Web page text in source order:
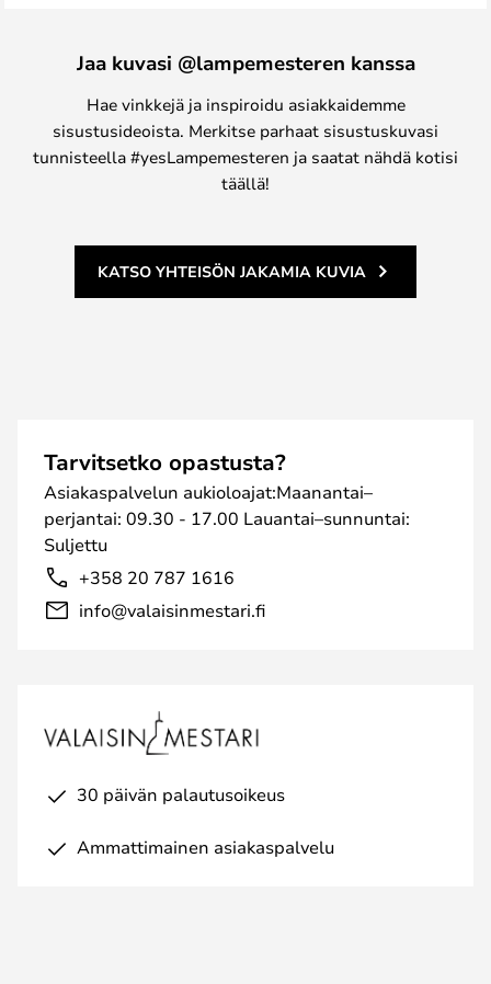
Jaa kuvasi @lampemesteren kanssa
Hae vinkkejä ja inspiroidu asiakkaidemme
sisustusideoista. Merkitse parhaat sisustuskuvasi
tunnisteella #yesLampemesteren ja saatat nähdä kotisi
täällä!
KATSO YHTEISÖN JAKAMIA KUVIA
Tarvitsetko opastusta?
Asiakaspalvelun aukioloajat:Maanantai–
perjantai: 09.30 - 17.00 Lauantai–sunnuntai:
Suljettu
+358 20 787 1616
info@valaisinmestari.fi
30 päivän palautusoikeus
Ammattimainen asiakaspalvelu